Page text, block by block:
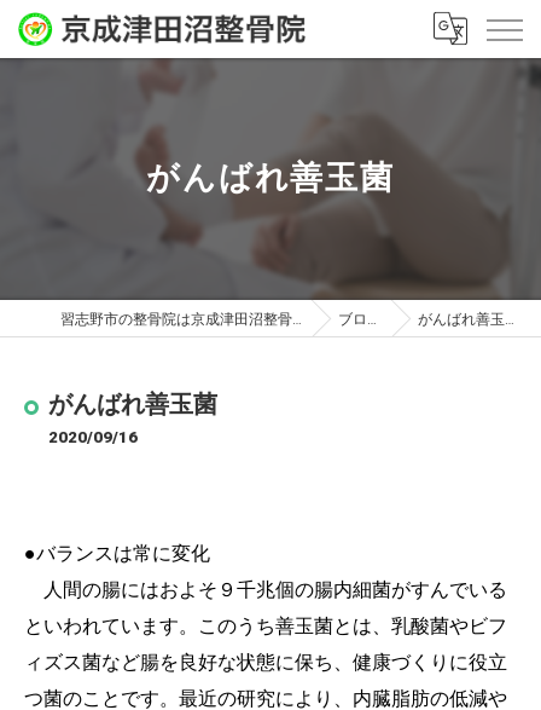
がんばれ善玉菌
習志野市の整骨院は京成津田沼整骨院 ブログ がんばれ善玉菌
がんばれ善玉菌
2020/09/16
●バランスは常に変化
人間の腸にはおよそ９千兆個の腸内細菌がすんでいる
といわれています。このうち善玉菌とは、乳酸菌やビフ
ィズス菌など腸を良好な状態に保ち、健康づくりに役立
つ菌のことです。最近の研究により、内臓脂肪の低減や